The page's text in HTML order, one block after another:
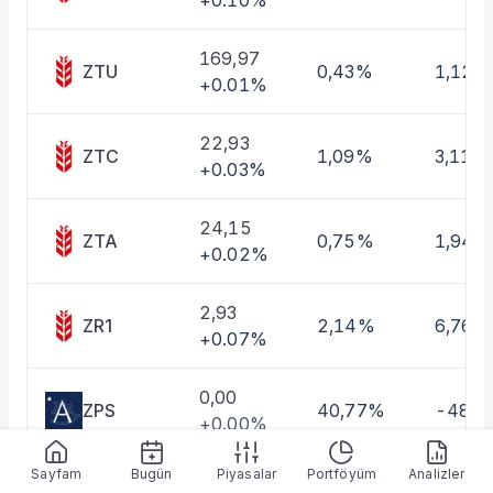
ZTU
169,97
+0.01%
0,43% 1,12%
ZTC
22,93
+0.03%
1,09% 3,11%
ZTA
24,15
+0.02%
0,75% 1,94%
ZR1
2,93
+0.07%
2,14% 6,76%
ZPS
0,00
+0.00%
40,77% -
2,52
Sayfam Bugün Piyasalar Portföyüm Analizler